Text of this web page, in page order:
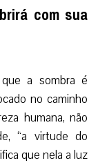
com sua
a sombra é
no caminho
humana, não
“a virtude do
que nela a luz